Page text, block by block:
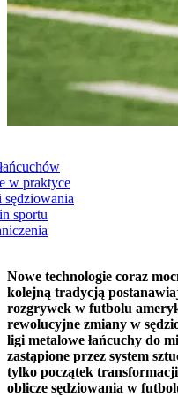
w praktyce
sędziowania
sportu
Nowe technologie coraz
kolejną tradycją
rozgrywek w futbolu
rewolucyjne zmiany w
ligi metalowe łańcuchy do
zastąpione przez system
tylko początek
oblicze sędziowania w